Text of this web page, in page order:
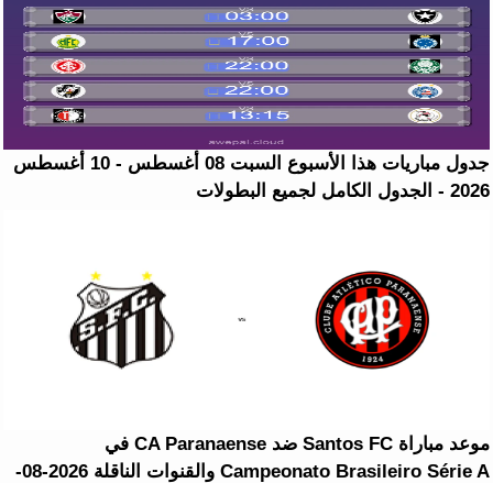
جدول مباريات هذا الأسبوع السبت 08 أغسطس - 10 أغسطس
2026 - الجدول الكامل لجميع البطولات
موعد مباراة Santos FC ضد CA Paranaense في
Campeonato Brasileiro Série A والقنوات الناقلة 2026-08-